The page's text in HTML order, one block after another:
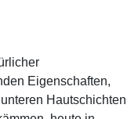
Eigenschaften,
Hautschichten